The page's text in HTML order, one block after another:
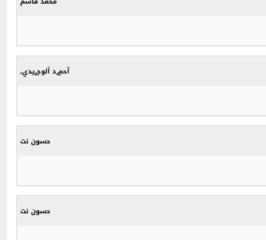
آحمےد آلوحےيدي,
حسون نت
حسون نت